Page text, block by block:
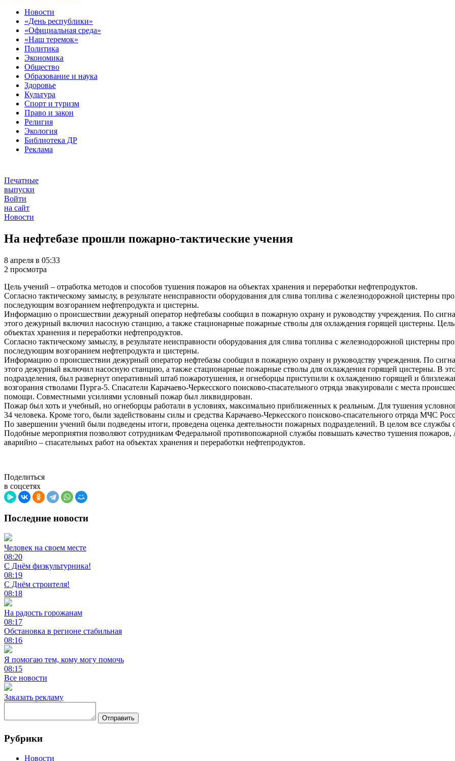
Новости
«День республики»
«Официальная среда»
«Наш теремок»
Политика
Экономика
Общество
Образование и наука
Здоровье
Культура
Спорт и туризм
Право и закон
Религия
Экология
Библиотека ДР
Реклама
Печатные
выпуски
Войти
на сайт
Новости
На нефтебазе прошли пожарно-тактические учения
8 апреля в 05:33
2 просмотра
Цель учений – отработка методов и способов тушения пожаров на объектах хранения и переработки нефтепродуктов.
Согласно тактическому замыслу, в результате неисправности оборудования для слива топлива с железнодорожной цистерны
последующим возгоранием нефтепродукта и цистерны.
Информацию о происшествии дежурный оператор нефтебазы сообщил в пожарную охрану и руководству учреждения. По
этого дежурный включил насосную станцию, а также стационарные пожарные стволы для охлаждения горящей цистерны.
объектах хранения и переработки нефтепродуктов.
Согласно тактическому замыслу, в результате неисправности оборудования для слива топлива с железнодорожной цистерны
последующим возгоранием нефтепродукта и цистерны.
Информацию о происшествии дежурный оператор нефтебазы сообщил в пожарную охрану и руководству учреждения. По
этого дежурный включил насосную станцию, а также стационарные пожарные стволы для охлаждения горящей цистерны. В
подразделения, был развернут оперативный штаб пожаротушения, и огнеборцы приступили к охлаждению горящей и
возгорания стволами Пурга-5. Спасатели Карачаево-Черкесского поисково-спасательного отряда эвакуировали с места
помощи. Совместными усилиями условный пожар был ликвидирован.
Пожар был хоть и учебный, но огнеборцы работали в условиях, максимально приближенных к реальным. Для тушения
34 человека. Кроме того, были задействованы силы и средства Карачаево-Черкесского поисково-спасательного отряда МЧС
По завершении учений были подведены итоги, проведена оценка деятельности пожарных подразделений. В целом все службы
Подобные мероприятия позволяют сотрудникам Федеральной противопожарной службы повышать качество тушения
аварийно – спасательных работ на объектах хранения и переработки нефтепродуктов.
Поделиться
в соцсетях
Последние новости
Человек на своем месте
08:20
С Днём физкультурника!
08:19
С Днём строителя!
08:18
На радость горожанам
08:17
Обстановка в регионе стабильная
08:16
Я помогаю тем, кому могу помочь
08:15
Все новости
Заказать рекламу
Отправить
Рубрики
Новости